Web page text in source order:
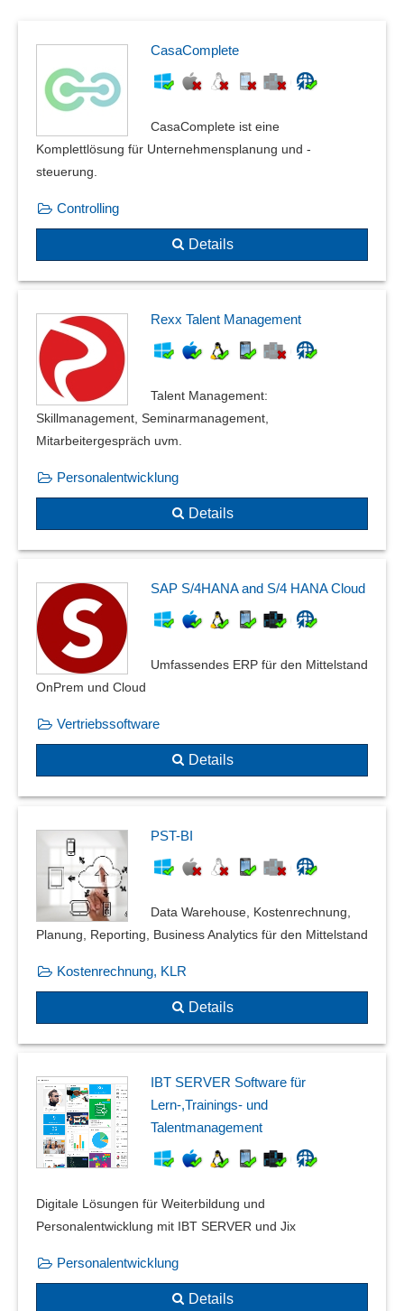
CasaComplete
CasaComplete ist eine
Komplettlösung für Unternehmensplanung und -
steuerung.
Controlling
Details
Rexx Talent Management
Talent Management:
Skillmanagement, Seminarmanagement,
Mitarbeitergespräch uvm.
Personalentwicklung
Details
SAP S/4HANA and S/4 HANA Cloud
Umfassendes ERP für den Mittelstand
OnPrem und Cloud
Vertriebssoftware
Details
PST-BI
Data Warehouse, Kostenrechnung,
Planung, Reporting, Business Analytics für den Mittelstand
Kostenrechnung, KLR
Details
IBT SERVER Software für
Lern-,Trainings- und
Talentmanagement
Digitale Lösungen für Weiterbildung und
Personalentwicklung mit IBT SERVER und Jix
Personalentwicklung
Details